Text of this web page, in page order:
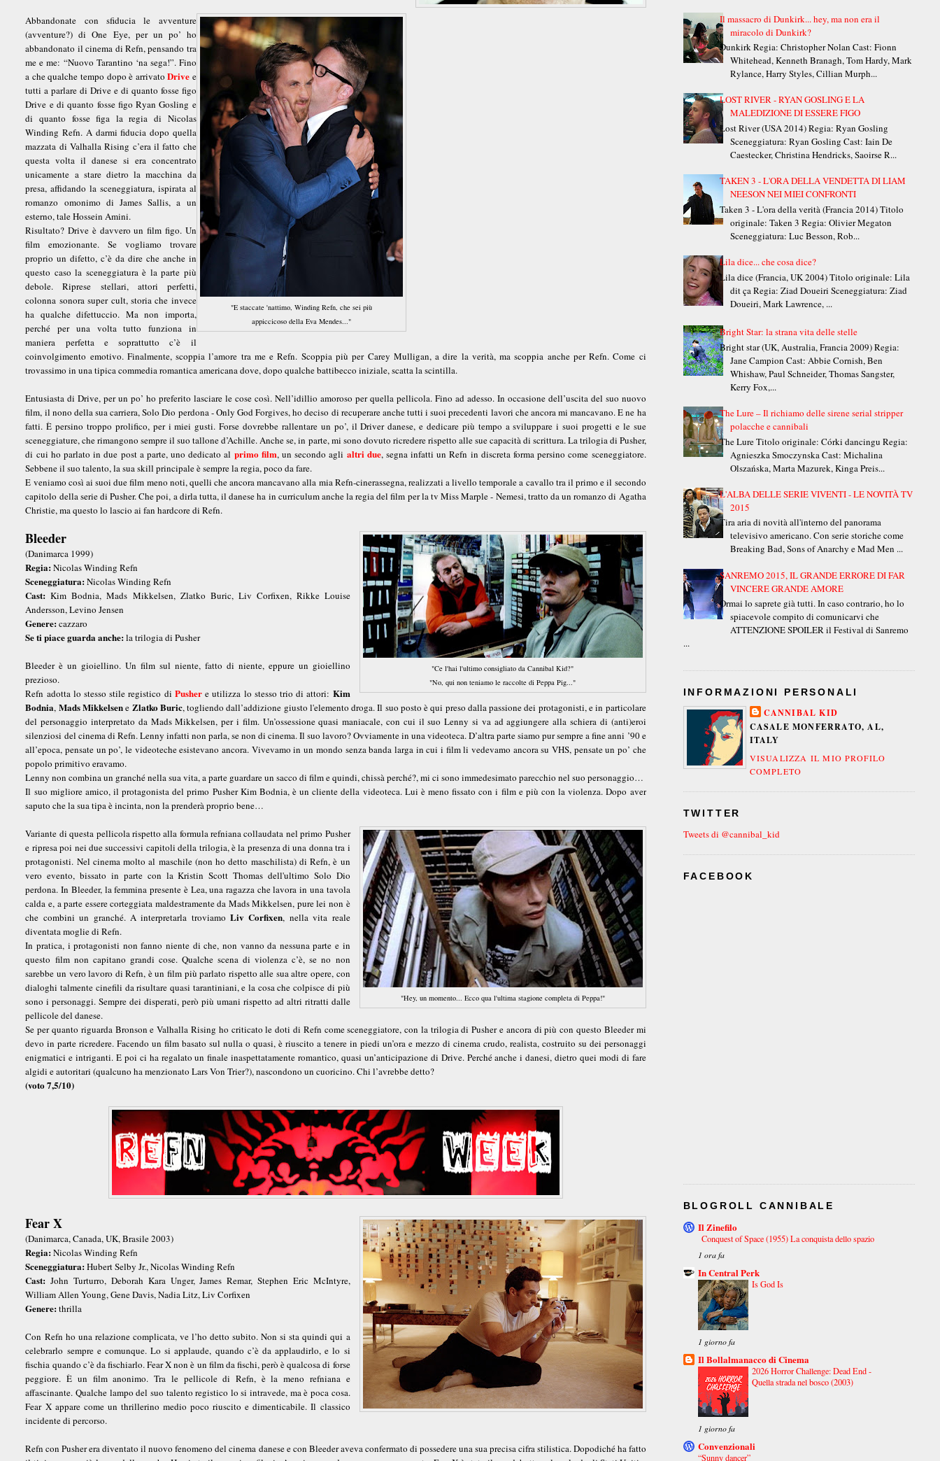
"E staccate 'nattimo, Winding Refn, che sei più
appiccicoso della Eva Mendes..."
Abbandonate con sfiducia le avventure
(avventure?) di One Eye, per un po’ ho
abbandonato il cinema di Refn, pensando tra
me e me: “Nuovo Tarantino ‘na sega!”. Fino
a che qualche tempo dopo è arrivatoDrive e
tutti a parlare di Drive e di quanto fosse figo
Drive e di quanto fosse figo Ryan Gosling e
di quanto fosse figa la regia di Nicolas
Winding Refn. A darmi fiducia dopo quella
mazzata di Valhalla Rising c’era il fatto che
questa volta il danese si era concentrato
unicamente a stare dietro la macchina da
presa, affidando la sceneggiatura, ispirata al
romanzo omonimo di James Sallis, a un
esterno, tale Hossein Amini.
Risultato? Drive è davvero un film figo. Un
film emozionante. Se vogliamo trovare
proprio un difetto, c’è da dire che anche in
questo caso la sceneggiatura è la parte più
debole. Riprese stellari, attori perfetti,
colonna sonora super cult, storia che invece
ha qualche difettuccio. Ma non importa,
perché per una volta tutto funziona in
maniera perfetta e soprattutto c’è il
coinvolgimento emotivo. Finalmente, scoppia l’amore tra me e Refn. Scoppia più per Carey Mulligan, a dire la verità, ma scoppia anche per Refn. Come ci
trovassimo in una tipica commedia romantica americana dove, dopo qualche battibecco iniziale, scatta la scintilla.
Entusiasta di Drive, per un po’ ho preferito lasciare le cose così. Nell’idillio amoroso per quella pellicola. Fino ad adesso. In occasione dell’uscita del suo nuovo
film, il nono della sua carriera, Solo Dio perdona - Only God Forgives, ho deciso di recuperare anche tutti i suoi precedenti lavori che ancora mi mancavano. E ne ha
fatti. È persino troppo prolifico, per i miei gusti. Forse dovrebbe rallentare un po’, il Driver danese, e dedicare più tempo a sviluppare i suoi progetti e le sue
sceneggiature, che rimangono sempre il suo tallone d’Achille. Anche se, in parte, mi sono dovuto ricredere rispetto alle sue capacità di scrittura. La trilogia di Pusher,
di cui ho parlato in due post a parte, uno dedicato al primo film, un secondo agli altri due, segna infatti un Refn in discreta forma persino come sceneggiatore.
Sebbene il suo talento, la sua skill principale è sempre la regia, poco da fare.
E veniamo così ai suoi due film meno noti, quelli che ancora mancavano alla mia Refn-cinerassegna, realizzati a livello temporale a cavallo tra il primo e il secondo
capitolo della serie di Pusher. Che poi, a dirla tutta, il danese ha in curriculum anche la regia del film per la tv Miss Marple - Nemesi, tratto da un romanzo di Agatha
Christie, ma questo lo lascio ai fan hardcore di Refn.
"Ce l'hai l'ultimo consigliato da Cannibal Kid?"
"No, qui non teniamo le raccolte di Peppa Pig..."
Bleeder
(Danimarca 1999)
Regia:Nicolas Winding Refn
Sceneggiatura:Nicolas Winding Refn
Cast: Kim Bodnia, Mads Mikkelsen, Zlatko Buric, Liv Corfixen, Rikke Louise
Andersson, Levino Jensen
Genere:cazzaro
Se ti piace guarda anche:la trilogia di Pusher
Bleeder è un gioiellino. Un film sul niente, fatto di niente, eppure un gioiellino
prezioso.
Refn adotta lo stesso stile registico di Pushere utilizza lo stesso trio di attori: Kim
Bodnia, Mads Mikkelsene Zlatko Buric, togliendo dall’addizione giusto l'elemento droga. Il suo posto è qui preso dalla passione dei protagonisti, e in particolare
del personaggio interpretato da Mads Mikkelsen, per i film. Un’ossessione quasi maniacale, con cui il suo Lenny si va ad aggiungere alla schiera di (anti)eroi
silenziosi del cinema di Refn. Lenny infatti non parla, se non di cinema. Il suo lavoro? Ovviamente in una videoteca. D’altra parte siamo pur sempre a fine anni ’90 e
all’epoca, pensate un po’, le videoteche esistevano ancora. Vivevamo in un mondo senza banda larga in cui i film li vedevamo ancora su VHS, pensate un po’ che
popolo primitivo eravamo.
Lenny non combina un granché nella sua vita, a parte guardare un sacco di film e quindi, chissà perché?, mi ci sono immedesimato parecchio nel suo personaggio…
Il suo migliore amico, il protagonista del primo Pusher Kim Bodnia, è un cliente della videoteca. Lui è meno fissato con i film e più con la violenza. Dopo aver
saputo che la sua tipa è incinta, non la prenderà proprio bene…
"Hey, un momento... Ecco qua l'ultima stagione completa di Peppa!"
Variante di questa pellicola rispetto alla formula refniana collaudata nel primo Pusher
e ripresa poi nei due successivi capitoli della trilogia, è la presenza di una donna tra i
protagonisti. Nel cinema molto al maschile (non ho detto maschilista) di Refn, è un
vero evento, bissato in parte con la Kristin Scott Thomas dell'ultimo Solo Dio
perdona. In Bleeder, la femmina presente è Lea, una ragazza che lavora in una tavola
calda e, a parte essere corteggiata maldestramente da Mads Mikkelsen, pure lei non è
che combini un granché. A interpretarla troviamoLiv Corfixen, nella vita reale
diventata moglie di Refn.
In pratica, i protagonisti non fanno niente di che, non vanno da nessuna parte e in
questo film non capitano grandi cose. Qualche scena di violenza c’è, se no non
sarebbe un vero lavoro di Refn, è un film più parlato rispetto alle sua altre opere, con
dialoghi talmente cinefili da risultare quasi tarantiniani, e la cosa che colpisce di più
sono i personaggi. Sempre dei disperati, però più umani rispetto ad altri ritratti dalle
pellicole del danese.
Se per quanto riguarda Bronson e Valhalla Rising ho criticato le doti di Refn come sceneggiatore, con la trilogia di Pusher e ancora di più con questo Bleeder mi
devo in parte ricredere. Facendo un film basato sul nulla o quasi, è riuscito a tenere in piedi un’ora e mezzo di cinema crudo, realista, costruito su dei personaggi
enigmatici e intriganti. E poi ci ha regalato un finale inaspettatamente romantico, quasi un’anticipazione di Drive. Perché anche i danesi, dietro quei modi di fare
algidi e autoritari (qualcuno ha menzionato Lars Von Trier?), nascondono un cuoricino. Chi l’avrebbe detto?
(voto 7,5/10)
Fear X
(Danimarca, Canada, UK, Brasile 2003)
Regia:Nicolas Winding Refn
Sceneggiatura:Hubert Selby Jr., Nicolas Winding Refn
Cast: John Turturro, Deborah Kara Unger, James Remar, Stephen Eric McIntyre,
William Allen Young, Gene Davis, Nadia Litz, Liv Corfixen
Genere:thrilla
Con Refn ho una relazione complicata, ve l’ho detto subito. Non si sta quindi qui a
celebrarlo sempre e comunque. Lo si applaude, quando c’è da applaudirlo, e lo si
fischia quando c’è da fischiarlo. Fear X non è un film da fischi, però è qualcosa di forse
peggiore. È un film anonimo. Tra le pellicole di Refn, è la meno refniana e
affascinante. Qualche lampo del suo talento registico lo si intravede, ma è poca cosa.
Fear X appare come un thrillerino medio poco riuscito e dimenticabile. Il classico
incidente di percorso.
Refn con Pusher era diventato il nuovo fenomeno del cinema danese e con Bleeder aveva confermato di possedere una sua precisa cifra stilistica. Dopodiché ha fatto
Il massacro di Dunkirk... hey, ma non era il
miracolo di Dunkirk?
Dunkirk Regia: Christopher Nolan Cast: Fionn
Whitehead, Kenneth Branagh, Tom Hardy, Mark
Rylance, Harry Styles, Cillian Murph...
LOST RIVER - RYAN GOSLING E LA
MALEDIZIONE DI ESSERE FIGO
Lost River (USA 2014) Regia: Ryan Gosling
Sceneggiatura: Ryan Gosling Cast: Iain De
Caestecker, Christina Hendricks, Saoirse R...
TAKEN 3 - L'ORA DELLA VENDETTA DI LIAM
NEESON NEI MIEI CONFRONTI
Taken 3 - L'ora della verità (Francia 2014) Titolo
originale: Taken 3 Regia: Olivier Megaton
Sceneggiatura: Luc Besson, Rob...
Lila dice... che cosa dice?
Lila dice (Francia, UK 2004) Titolo originale: Lila
dit ça Regia: Ziad Doueiri Sceneggiatura: Ziad
Doueiri, Mark Lawrence, ...
Bright Star: la strana vita delle stelle
Bright star (UK, Australia, Francia 2009) Regia:
Jane Campion Cast: Abbie Cornish, Ben
Whishaw, Paul Schneider, Thomas Sangster,
Kerry Fox,...
The Lure – Il richiamo delle sirene serial stripper
polacche e cannibali
The Lure Titolo originale: Córki dancingu Regia:
Agnieszka Smoczynska Cast: Michalina
Olszańska, Marta Mazurek, Kinga Preis...
L'ALBA DELLE SERIE VIVENTI - LE NOVITÀ TV
2015
Tira aria di novità all'interno del panorama
televisivo americano. Con serie storiche come
Breaking Bad, Sons of Anarchy e Mad Men ...
SANREMO 2015, IL GRANDE ERRORE DI FAR
VINCERE GRANDE AMORE
Ormai lo saprete già tutti. In caso contrario, ho lo
spiacevole compito di comunicarvi che
ATTENZIONE SPOILER il Festival di Sanremo
...
INFORMAZIONI PERSONALI
CANNIBAL KID
CASALE MONFERRATO, AL,
ITALY
VISUALIZZA IL MIO PROFILO
COMPLETO
TWITTER
Tweets di @cannibal_kid
FACEBOOK
BLOGROLL CANNIBALE
Il Zinefilo
Conquest of Space (1955) La conquista dello spazio
1 ora fa
In Central Perk
Is God Is
1 giorno fa
Il Bollalmanacco di Cinema
2026 Horror Challenge: Dead End -
Quella strada nel bosco (2003)
1 giorno fa
Convenzionali
“Sunny dancer”